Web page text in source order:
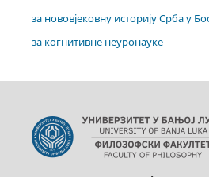
за нововјековну историју Срба у
за когнитивне неуронауке